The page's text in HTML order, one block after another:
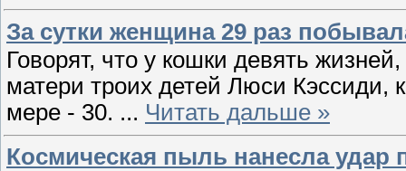
За сутки женщина 29 раз
Говорят, что у кошки девять
матери троих детей Люси Кэссиди,
мере - 30. ... Читать дальше »
Космическая пыль нанесла удар